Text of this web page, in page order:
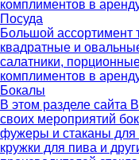
комплиментов в
Посуда
Большой ассортимент
квадратные и
салатники,
комплиментов в
Бокалы
В этом разделе сайта
своих мероприятий
фужеры и стаканы для
кружки для пива и